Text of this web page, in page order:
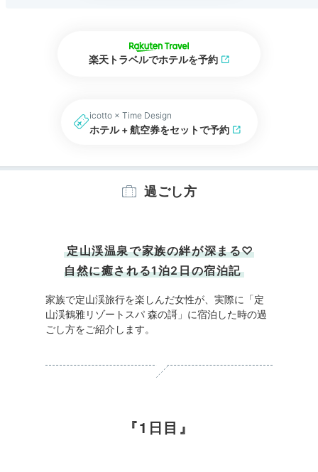
楽天トラベルでホテルを予約
icotto × Time Design
ホテル + 航空券をセットで予約
過ごし方
定山渓温泉で家族の絆が深まる♡
自然に癒される1泊2日の宿泊記
家族で定山渓旅行を楽しんだ女性が、実際に「定
山渓鶴雅リゾートスパ 森の謌」に宿泊した時の過
ごし方をご紹介します。
1日目